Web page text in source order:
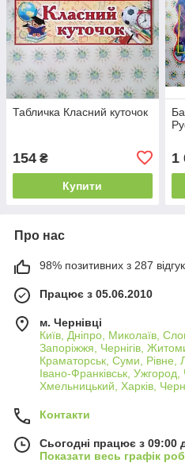
Табличка Класний куточок
154 ₴
Купити
1
Про нас
98% позитивних з 287
Працює з 05.06.2010
м. Чернівці
Київ, Дніпро, Миколаїв,
Запоріжжя, Чернігів,
Краматорськ, Суми, Рівне,
Івано-Франківськ, Ужгород,
Хмельницький, Харків,
Контакти
Сьогодні працює з 09:00
Показати весь графік